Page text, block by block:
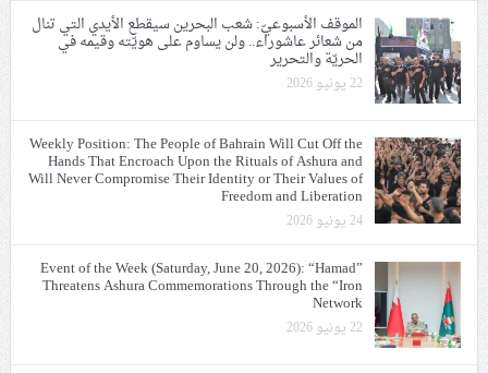
الموقف الأسبوعيّ: شعب البحرين سيقطع الأيدي التي تنال
من شعائر عاشوراء.. ولن يساوم على هويّته وقيمه في
الحريّة والتحرير
22 يونيو 2026
Weekly Position: The People of Bahrain Will Cut Off the
Hands That Encroach Upon the Rituals of Ashura and
Will Never Compromise Their Identity or Their Values of
Freedom and Liberation
24 يونيو 2026
Event of the Week (Saturday, June 20, 2026): “Hamad”
Threatens Ashura Commemorations Through the “Iron
Network
22 يونيو 2026